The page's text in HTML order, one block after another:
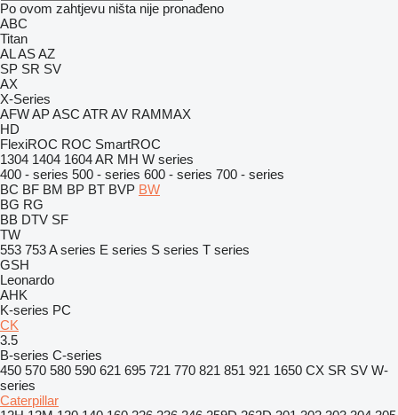
Po ovom zahtjevu ništa nije pronađeno
ABC
Titan
ALASAZ
SP SR SV
AX
X-Series
AFWAPASC ATR AV RAMMAX
HD
FlexiROC ROC SmartROC
1304 1404 1604AR MH W series
400 - series 500 - series 600 - series 700 - series
BC BF BM BP BT BVP BW
BG RG
BB DTV SF
TW
553 753A series E series S series T series
GSH
Leonardo
AHK
K-series PC
CK
3.5
B-series C-series
450 570 580 590 621 695 721 770 821 851 921 1650 CX SR SV W-
series
Caterpillar